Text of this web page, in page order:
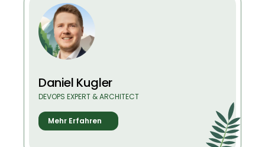
Daniel Kugler
DEVOPS EXPERT & ARCHITECT
Mehr Erfahren